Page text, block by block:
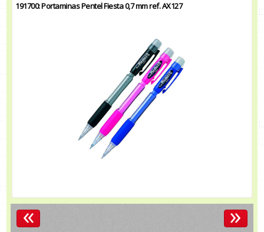
191700: Portaminas Pentel Fiesta 0,7 mm ref. AX127
« »